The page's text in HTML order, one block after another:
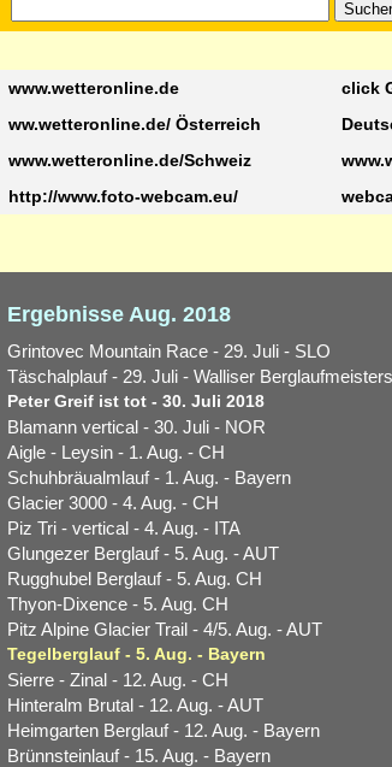
www.wetteronline.de
click
ww.wetteronline.de/ Österreich
www.wetteronline.de/Schweiz
http://www.foto-webcam.eu/
Ergebnisse Aug. 2018
Grintovec Mountain Race - 29. Juli - SLO
Täschalplauf - 29. Juli - Walliser
Peter Greif ist tot - 30. Juli 2018
Blamann vertical - 30. Juli - NOR
Aigle - Leysin - 1. Aug. - CH
Schuhbräualmlauf - 1. Aug. - Bayern
Glacier 3000 - 4. Aug. - CH
Piz Tri - vertical - 4. Aug. - ITA
Glungezer Berglauf - 5. Aug. - AUT
Rugghubel Berglauf - 5. Aug. CH
Thyon-Dixence - 5. Aug. CH
Pitz Alpine Glacier Trail - 4/5. Aug. - AUT
Tegelberglauf - 5. Aug. - Bayern
Sierre - Zinal - 12. Aug. - CH
Hinteralm Brutal - 12. Aug. - AUT
Heimgarten Berglauf - 12. Aug. - Bayern
Brünnsteinlauf - 15. Aug. - Bayern